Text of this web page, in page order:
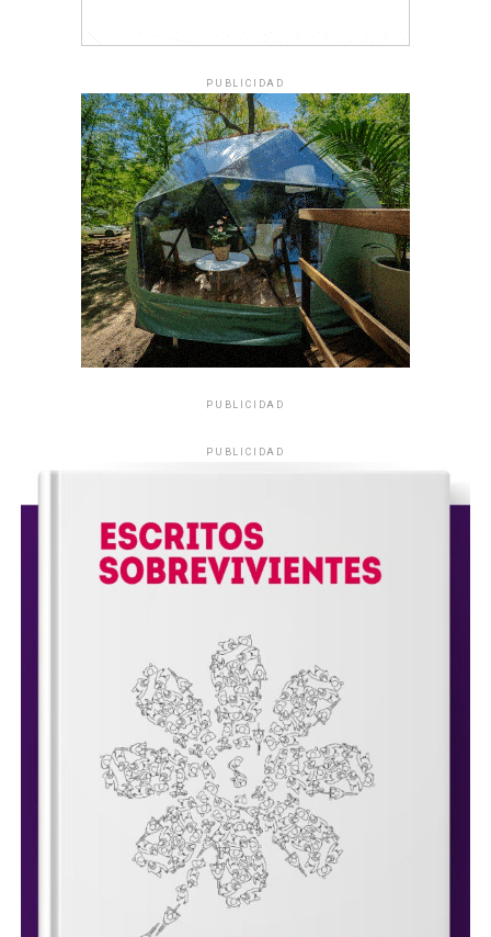
PUBLICIDAD
PUBLICIDAD
PUBLICIDAD